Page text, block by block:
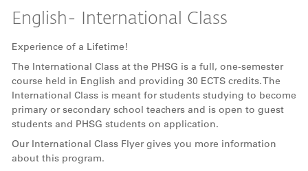
English- International Class
Experience of a Lifetime!
The International Class at the PHSG is a full, one-semester
course held in English and providing 30 ECTS credits. The
International Class is meant for students studying to become
primary or secondary school teachers and is open to guest
students and PHSG students on application.
Our International Class Flyer gives you more information
about this program.